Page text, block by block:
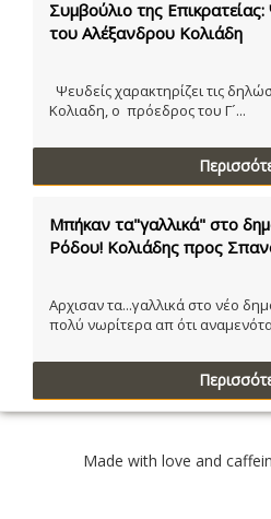
Συμβούλιο της
του Αλέξανδρου Κολιάδη
Ψευδείς χαρακτηρίζει τις
Κολιαδη, ο πρόεδρος του Γ´...
Μπήκαν τα"γαλλικά" στο
Ρόδου! Κολιάδης προς
Αρχισαν τα...γαλλικά στο νέο
πολύ νωρίτερα απ ότι
Made with love and